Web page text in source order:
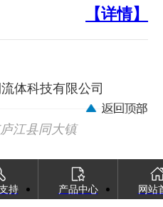
【详情】
流体科技有限公司
江县同大镇
持 产品中心 网站